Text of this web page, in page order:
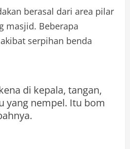
berasal dari area pilar
masjid. Beberapa
serpihan benda
di kepala, tangan,
yang nempel. Itu bom